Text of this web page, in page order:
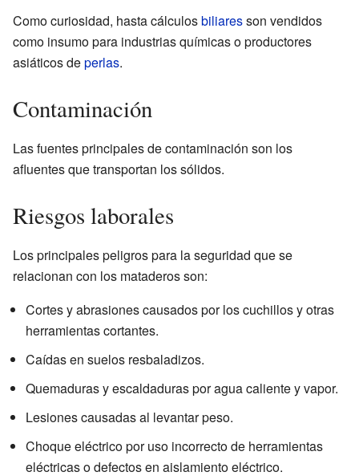
Como curiosidad, hasta cálculosbiliaresson vendidos
como insumo para industrias químicas o productores
asiáticos deperlas.
Contaminación
Las fuentes principales de contaminación son los
afluentes que transportan los sólidos.
Riesgos laborales
Los principales peligros para la seguridad que se
relacionan con los mataderos son:
Cortes y abrasiones causados por los cuchillos y otras
herramientas cortantes.
Caídas en suelos resbaladizos.
Quemaduras y escaldaduras por agua caliente y vapor.
Lesiones causadas al levantar peso.
Choque eléctrico por uso incorrecto de herramientas
eléctricas o defectos en aislamiento eléctrico.